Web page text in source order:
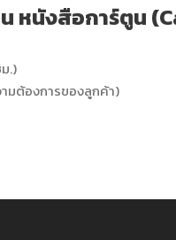
หนังสือการ์ตูน
.)
มต้องการของลูกค้า)